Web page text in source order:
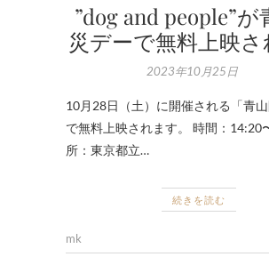
”dog and people”が
災デーで無料上映
2023年10月25日
10月28日（土）に開催される「青山
で無料上映されます。 時間：14:20
所：東京都立…
続きを読む
mk